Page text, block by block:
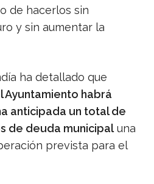
de hacerlos sin
y sin aumentar la
ha detallado que
Ayuntamiento habrá
anticipada un total de
de deuda municipaluna
prevista para el